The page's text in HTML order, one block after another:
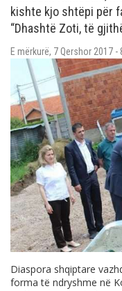
kishte kjo shtëpi për
“Dhashtë Zoti, të
E mërkurë, 7 Qershor 2017 -
Diaspora shqiptare
forma të ndryshme në